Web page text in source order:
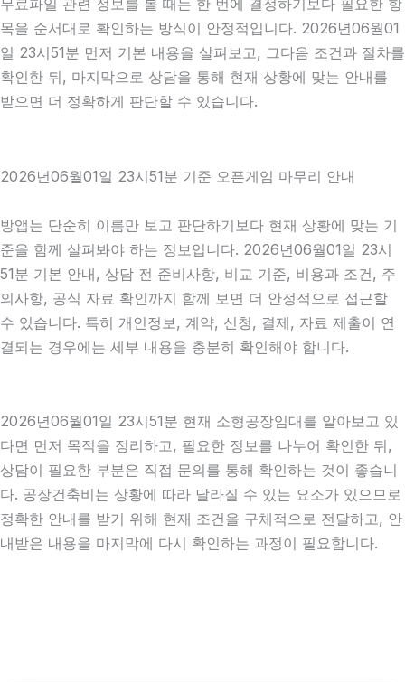
무료파일 관련 정보를 볼 때는 한 번에 결정하기보다 필요한 항
목을 순서대로 확인하는 방식이 안정적입니다. 2026년06월01
일 23시51분 먼저 기본 내용을 살펴보고, 그다음 조건과 절차를
확인한 뒤, 마지막으로 상담을 통해 현재 상황에 맞는 안내를
받으면 더 정확하게 판단할 수 있습니다.
2026년06월01일 23시51분 기준 오픈게임 마무리 안내
방앱는 단순히 이름만 보고 판단하기보다 현재 상황에 맞는 기
준을 함께 살펴봐야 하는 정보입니다. 2026년06월01일 23시
51분 기본 안내, 상담 전 준비사항, 비교 기준, 비용과 조건, 주
의사항, 공식 자료 확인까지 함께 보면 더 안정적으로 접근할
수 있습니다. 특히 개인정보, 계약, 신청, 결제, 자료 제출이 연
결되는 경우에는 세부 내용을 충분히 확인해야 합니다.
2026년06월01일 23시51분 현재 소형공장임대를 알아보고 있
다면 먼저 목적을 정리하고, 필요한 정보를 나누어 확인한 뒤,
상담이 필요한 부분은 직접 문의를 통해 확인하는 것이 좋습니
다. 공장건축비는 상황에 따라 달라질 수 있는 요소가 있으므로
정확한 안내를 받기 위해 현재 조건을 구체적으로 전달하고, 안
내받은 내용을 마지막에 다시 확인하는 과정이 필요합니다.